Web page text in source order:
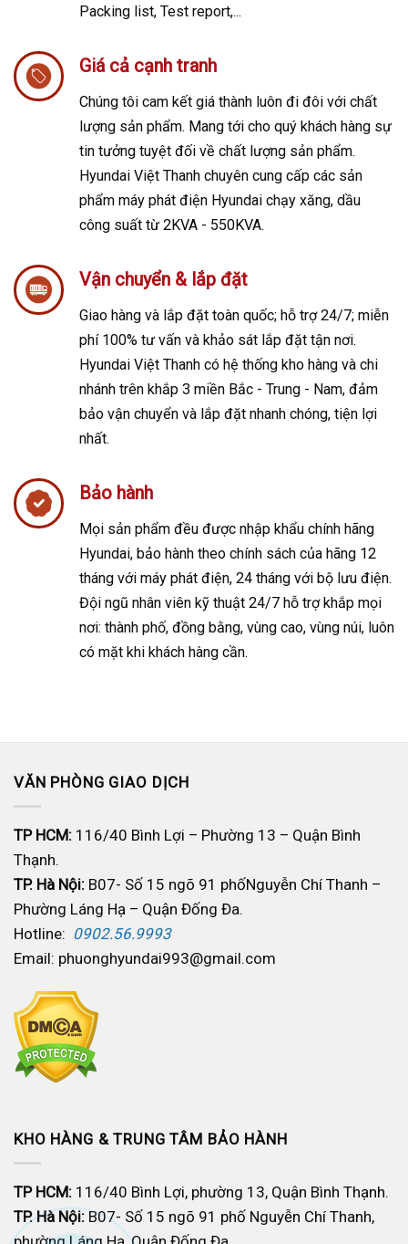
Packing list, Test report,...
Giá cả cạnh tranh
Chúng tôi cam kết giá thành luôn đi đôi với chất
lượng sản phẩm. Mang tới cho quý khách hàng sự
tin tưởng tuyệt đối về chất lượng sản phẩm.
Hyundai Việt Thanh chuyên cung cấp các sản
phẩm máy phát điện Hyundai chạy xăng, dầu
công suất từ 2KVA - 550KVA.
Vận chuyển & lắp đặt
Giao hàng và lắp đặt toàn quốc; hỗ trợ 24/7; miễn
phí 100% tư vấn và khảo sát lắp đặt tận nơi.
Hyundai Việt Thanh có hệ thống kho hàng và chi
nhánh trên khắp 3 miền Bắc - Trung - Nam, đảm
bảo vận chuyển và lắp đặt nhanh chóng, tiện lợi
nhất.
Bảo hành
Mọi sản phẩm đều được nhập khẩu chính hãng
Hyundai, bảo hành theo chính sách của hãng 12
tháng với máy phát điện, 24 tháng với bộ lưu điện.
Đội ngũ nhân viên kỹ thuật 24/7 hỗ trợ khắp mọi
nơi: thành phố, đồng bằng, vùng cao, vùng núi, luôn
có mặt khi khách hàng cần.
VĂN PHÒNG GIAO DỊCH
TP HCM: 116/40 Bình Lợi – Phường 13 – Quận Bình
Thạnh.
TP. Hà Nội: B07- Số 15 ngõ 91 phốNguyễn Chí Thanh –
Phường Láng Hạ – Quận Đống Đa.
Hotline: 0902.56.9993
Email: phuonghyundai993@gmail.com
KHO HÀNG & TRUNG TÂM BẢO HÀNH
TP HCM: 116/40 Bình Lợi, phường 13, Quận Bình Thạnh.
TP. Hà Nội: B07- Số 15 ngõ 91 phố Nguyễn Chí Thanh,